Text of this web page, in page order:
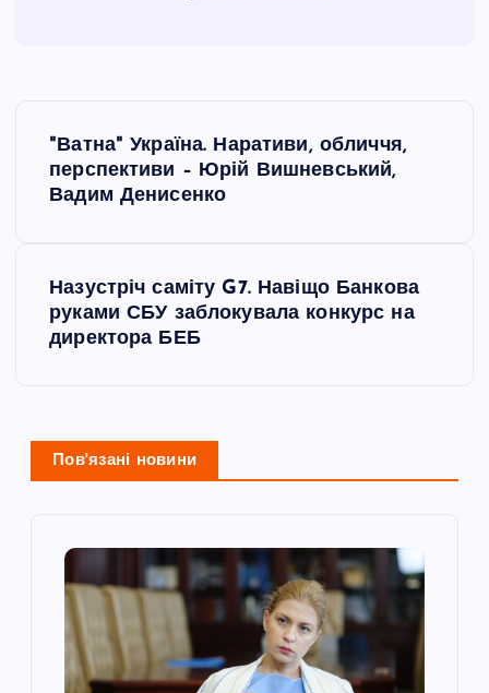
ц
"Ватна" Україна. Наративи, обличчя,
перспективи – Юрій Вишневський,
Вадим Денисенко
Назустріч саміту G7. Навіщо Банкова
руками СБУ заблокувала конкурс на
директора БЕБ
Пов'язані новини